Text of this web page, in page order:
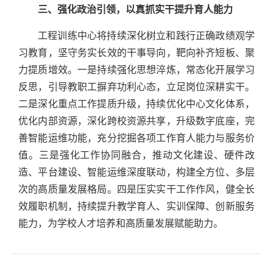
三、强化政治引领，以真抓实干提升育人能力
工程训练中心将持续深化树立和践行正确政绩观学
习教育，坚守务实长效的干事导向，靶向补齐短板、聚
力提质增效。一是持续强化思想淬炼，常态化开展学习
反思，引导教职工摒弃功利心态，立足岗位深耕实干。
二是深化重点工作提质升级，持续优化中心文化体系，
优化内部资源，深化跨校资源共享，升级数字底座，完
善智能运维功能，充分挖掘各项工作育人能力与服务价
值。三是强化工作协同融合，推动文化建设、硬件改
造、平台建设、智能运维深度联动，构建全方位、多层
次的高质量发展格局。四是压实实干工作作风，健全长
效履职机制，持续提升教学育人、实训保障、创新服务
能力，为学校人才培养和高质量发展赋能助力。